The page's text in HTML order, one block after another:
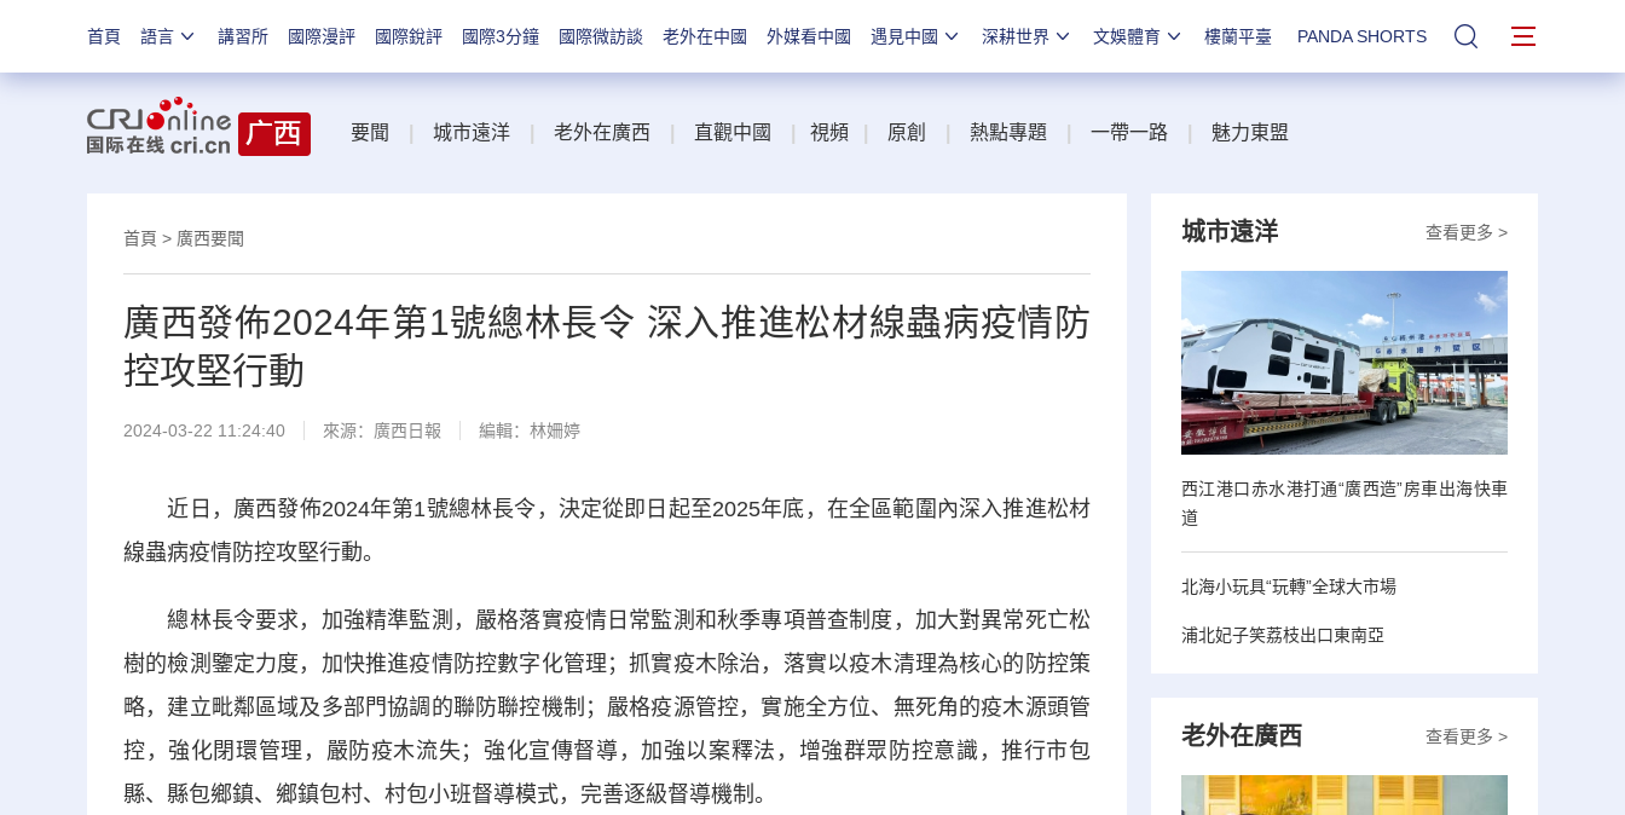
首頁 語言 講習所 國際漫評 國際銳評 國際3分鐘 國際微訪談 老外在中國 外媒看中國 遇見中國 深耕世界 文娛體育 樓蘭平臺 PANDA SHORTS 站內搜索
要聞 城市遠洋 老外在廣西 直觀中國 視頻 原創 熱點專題 一帶一路 魅力東盟
首頁 > 廣西要聞
廣西發佈2024年第1號總林長令 深入推進松材線蟲病疫情防
控攻堅行動
2024-03-22 11:24:40 來源： 廣西日報 編輯：林姍婷
近日，廣西發佈2024年第1號總林長令，決定從即日起至2025年底，在全區範圍內深入推進松材
線蟲病疫情防控攻堅行動。
總林長令要求，加強精準監測，嚴格落實疫情日常監測和秋季專項普查制度，加大對異常死亡松
樹的檢測鑒定力度，加快推進疫情防控數字化管理；抓實疫木除治，落實以疫木清理為核心的防控策
略，建立毗鄰區域及多部門協調的聯防聯控機制；嚴格疫源管控，實施全方位、無死角的疫木源頭管
控，強化閉環管理，嚴防疫木流失；強化宣傳督導，加強以案釋法，增強群眾防控意識，推行市包
縣、縣包鄉鎮、鄉鎮包村、村包小班督導模式，完善逐級督導機制。
查看更多 >
城市遠洋
西江港口赤水港打通“廣西造”房車出海快車
道
北海小玩具“玩轉”全球大市場
浦北妃子笑荔枝出口東南亞
查看更多 >
老外在廣西